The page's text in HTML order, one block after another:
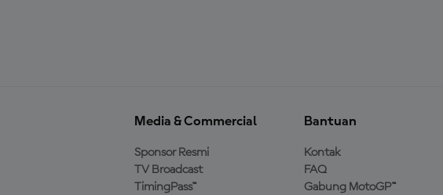
Media & Commercial
Sponsor Resmi
TV Broadcast
TimingPass™
Bantuan
Kontak
FAQ
Gabung MotoGP™